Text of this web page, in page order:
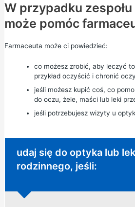
W przypadku
może pomóc
Farmaceuta może ci powiedzieć:
co możesz zrobić, aby leczyć
przykład oczyścić i chronić oczy
jeśli możesz kupić coś, co
do oczu, żele, maści lub leki
jeśli potrzebujesz wizyty u
Niepilna porada:
udaj się do optyka lub
rodzinnego, jeśli: